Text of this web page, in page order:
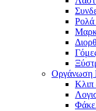
Ρολά
Οργάνωση
Κλιπ